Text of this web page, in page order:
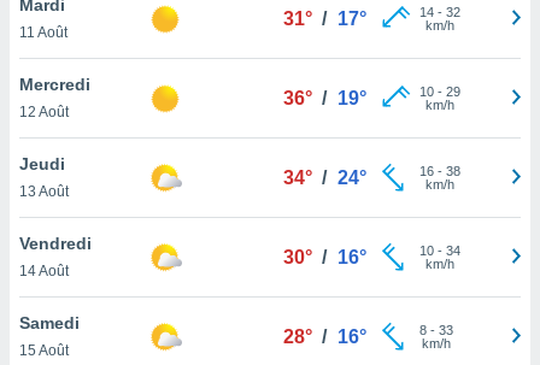
un
la
du
en
de
Mardi
11 Août
31° / 17° 14- 32
km/h
Mercredi
12 Août
36° / 19° 10- 29
km/h
Jeudi
13 Août
34° / 24° 16- 38
km/h
Vendredi
14 Août
30° / 16° 10- 34
km/h
Samedi
15 Août
28° / 16° 8- 33
km/h